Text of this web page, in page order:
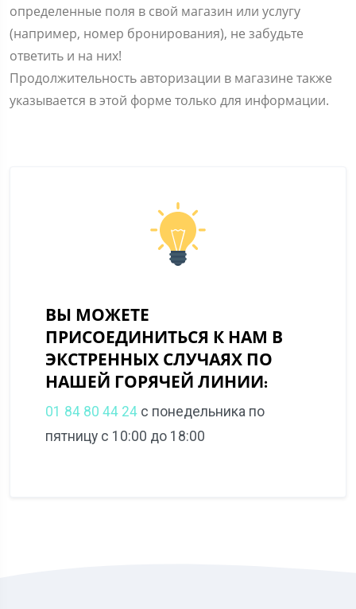
определенные поля в свой магазин или услугу
(например, номер бронирования), не забудьте
ответить и на них!
Продолжительность авторизации в магазине также
указывается в этой форме только для информации.
ВЫ МОЖЕТЕ
ПРИСОЕДИНИТЬСЯ К НАМ В
ЭКСТРЕННЫХ СЛУЧАЯХ ПО
НАШЕЙ ГОРЯЧЕЙ ЛИНИИ:
01 84 80 44 24 с понедельника по
пятницу с 10:00 до 18:00